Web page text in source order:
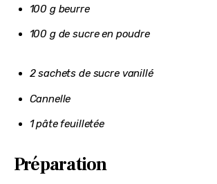
100 g beurre
100 g de sucre en poudre
2 sachets de sucre vanillé
Cannelle
1 pâte feuilletée
Préparation